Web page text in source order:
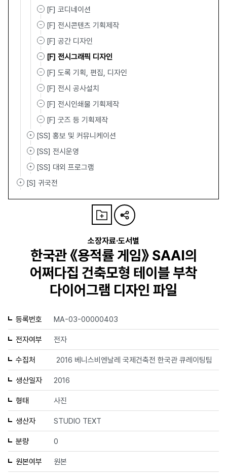
[F] 코디네이션
[F] 전시콘텐츠 기획제작
[F] 공간 디자인
[F] 전시그래픽 디자인
[F] 도록 기획, 편집, 디자인
[F] 전시 공사설치
[F] 전시인쇄물 기획제작
[F] 굿즈 등 기획제작
[SS] 홍보 및 커뮤니케이션
[SS] 전시운영
[SS] 대외 프로그램
[S] 귀국전
소장자료·도서별
한국관 《용적률 게임》 SAAI의
어쩌다집 건축모형 테이블 부착
다이어그램 디자인 파일
등록번호 MA-03-00000403
전자여부 전자
수집처 2016 베니스비엔날레 국제건축전 한국관 큐레이팅팀
생산일자 2016
형태 사진
생산자 STUDIO TEXT
분량 0
원본여부 원본